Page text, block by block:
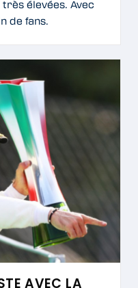
élevées. Avec
de fans.
AVEC LA